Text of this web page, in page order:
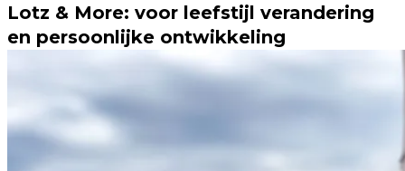
Lotz & More: voor leefstijl verandering
en persoonlijke ontwikkeling